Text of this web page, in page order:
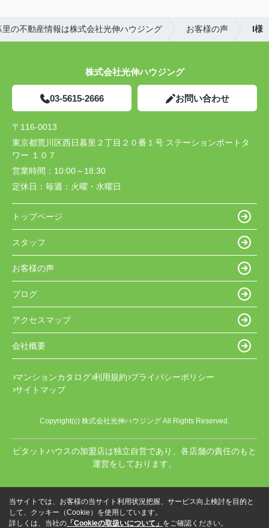
の不動産情報は株式会社光伸ハウジング お客様の声 I様
株式会社光伸ハウジング
03-5615-2666 お問い合わせ
〒116-0013
東京都荒川区西日暮里２丁目２０番１号 ステーションポートタ
ワー １０７
営業時間： 10:00～18:30
定休日： 毎週：火曜・水曜日
トップページ
スタッフ
お客様の声
ブログ
アクセスマップ
会社概要
マンションカタログ 利用規約 プライバシーポリシー
サイトマップ
Copyright(c) 株式会社光伸ハウジング All Rights Reserved.
ピタットハウスの加盟店は独立自営であり、各店舗の責任のもと
運営をしております。
当サイトでは、お客様の当サイト利用状況把握、サービス向上検討を目的と
して、クッキー（Cookie）を使用しています。
詳しくは、当社の 「Cookieの取扱いについて」 をご確認ください。